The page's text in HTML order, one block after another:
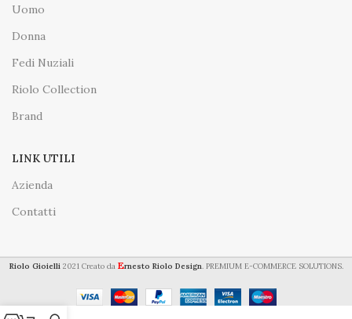
Uomo
Donna
Fedi Nuziali
Riolo Collection
Brand
LINK UTILI
Azienda
Contatti
Riolo Gioielli 2021 Creato da Ernesto Riolo Design. PREMIUM E-COMMERCE SOLUTIONS.